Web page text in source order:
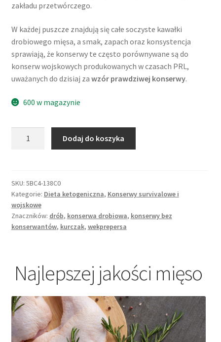
zakładu przetwórczego.
W każdej puszcze znajdują się całe soczyste kawałki
drobiowego mięsa, a smak, zapach oraz konsystencja
sprawiają, że konserwy te często porównywane są do
konserw wojskowych produkowanych w czasach PRL,
uważanych do dzisiaj za wzór prawdziwej konserwy.
600 w magazynie
-
drobiowa
z
udek
kurczaka
Dodaj do koszyka
SKU: 5BC4-138C0
Kategorie: Dieta ketogeniczna, Konserwy survivalowe i
wojskowe
Znaczników: drób, konserwa drobiowa, konserwy bez
konserwantów, kurczak, wekprepersa
Najlepszej jakości mięso